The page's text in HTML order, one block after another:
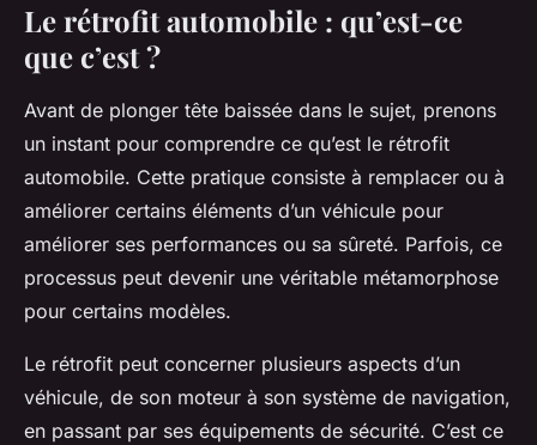
Le rétrofit automobile : qu’est-ce
que c’est ?
Avant de plonger tête baissée dans le sujet, prenons
un instant pour comprendre ce qu’est le rétrofit
automobile. Cette pratique consiste à remplacer ou à
améliorer certains éléments d’un véhicule pour
améliorer ses performances ou sa sûreté. Parfois, ce
processus peut devenir une véritable métamorphose
pour certains modèles.
Le rétrofit peut concerner plusieurs aspects d’un
véhicule, de son moteur à son système de navigation,
en passant par ses équipements de sécurité. C’est ce